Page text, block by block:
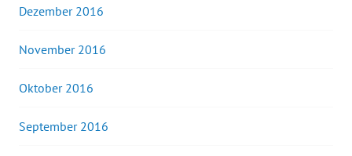
Dezember 2016
November 2016
Oktober 2016
September 2016